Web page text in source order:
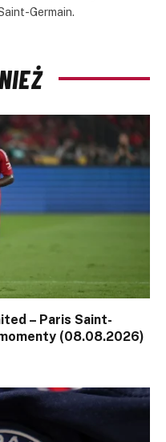
Germain.
– Paris Saint-
(08.08.2026)